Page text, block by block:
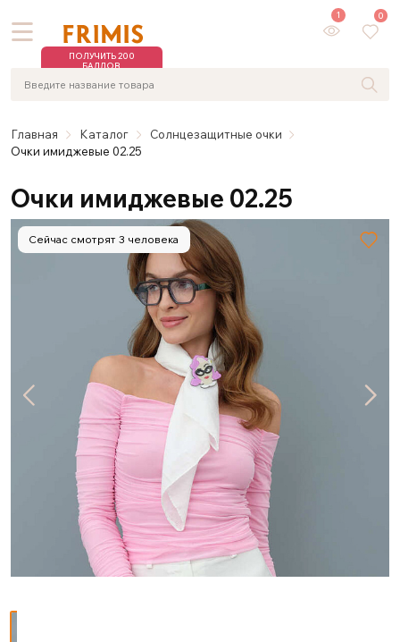
ПОЛУЧИТЬ 200
БАЛЛОВ
1 0
Главная Каталог
Солнцезащитные очки
Очки имиджевые 02.25
Очки имиджевые 02.25
Сейчас смотрят 3 человека